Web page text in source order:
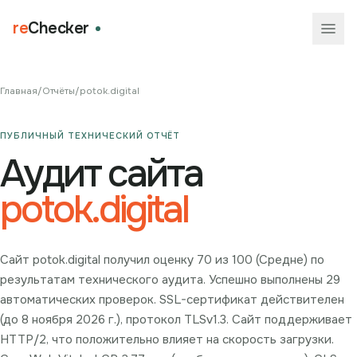
reChecker
Главная/Отчёты/potok.digital
ПУБЛИЧНЫЙ ТЕХНИЧЕСКИЙ ОТЧЁТ
Аудит сайта
potok.digital
Сайт potok.digital получил оценку 70 из 100 (Средне) по
результатам технического аудита. Успешно выполнены 29
автоматических проверок. SSL-сертификат действителен
(до 8 ноября 2026 г.), протокол TLSv1.3. Сайт поддерживает
HTTP/2, что положительно влияет на скорость загрузки.